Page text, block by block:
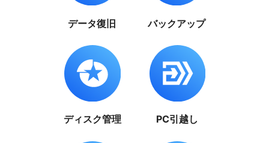
データ復旧 バックアップ
ディスク管理 PC引越し